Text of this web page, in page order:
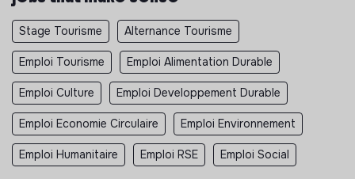
Stage Tourisme Alternance Tourisme
Emploi Tourisme Emploi Alimentation Durable
Emploi Culture Emploi Developpement Durable
Emploi Economie Circulaire Emploi Environnement
Emploi Humanitaire Emploi RSE Emploi Social